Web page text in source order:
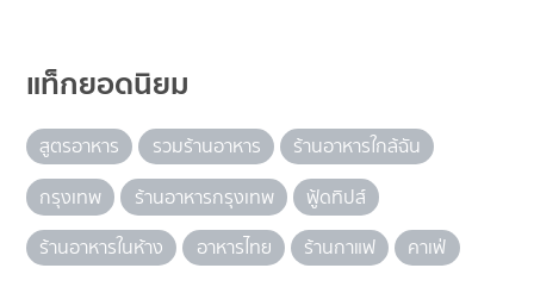
แท็กยอดนิยม
สูตรอาหาร รวมร้านอาหาร
ร้านอาหารใกล้ฉัน
กรุงเทพ
ร้านอาหารกรุงเทพ
ฟู้ดทิปส์
ร้านอาหารในห้าง
อาหารไทย ร้านกาแฟ คาเฟ่